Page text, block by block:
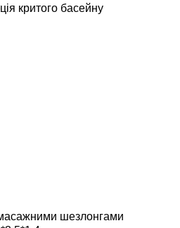
критого басейну
шезлонгами